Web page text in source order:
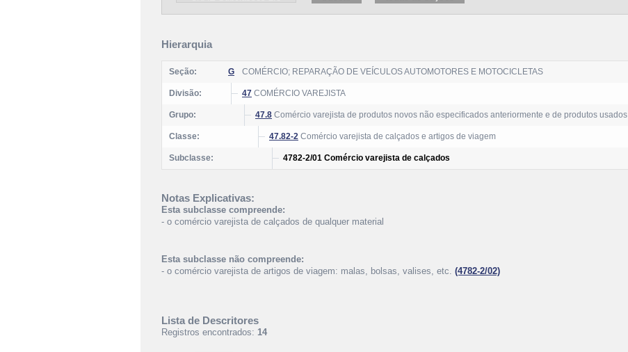
Hierarquia
Seção: G COMÉRCIO; REPARAÇÃO DE VEÍCULOS AUTOMOTORES E MOTOCICLETAS
Divisão: 47 COMÉRCIO VAREJISTA
Grupo: 47.8 Comércio varejista de produtos novos não especificados anteriormente e de produtos usados
Classe: 47.82-2 Comércio varejista de calçados e artigos de viagem
Subclasse: 4782-2/01 Comércio varejista de calçados
Notas Explicativas:
Esta subclasse compreende:
- o comércio varejista de calçados de qualquer material
Esta subclasse não compreende:
- o comércio varejista de artigos de viagem: malas, bolsas, valises, etc. (4782-2/02)
Lista de Descritores
Registros encontrados: 14